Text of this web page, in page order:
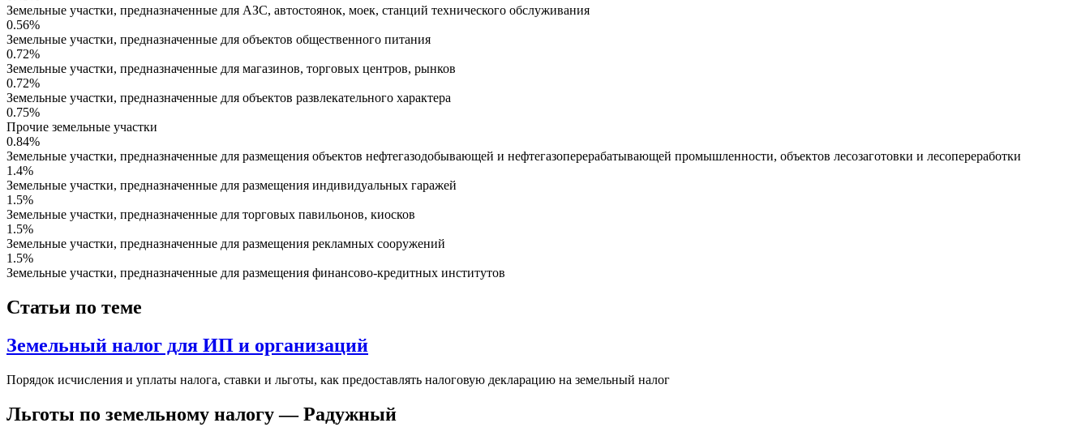
Земельные участки, предназначенные для АЗС, автостоянок, моек, станций технического обслуживания
0.56%
Земельные участки, предназначенные для объектов общественного питания
0.72%
Земельные участки, предназначенные для магазинов, торговых центров, рынков
0.72%
Земельные участки, предназначенные для объектов развлекательного характера
0.75%
Прочие земельные участки
0.84%
Земельные участки, предназначенные для размещения объектов нефтегазодобывающей и нефтегазоперерабатывающей промышленности, объектов лесозаготовки и лесопереработки
1.4%
Земельные участки, предназначенные для размещения индивидуальных гаражей
1.5%
Земельные участки, предназначенные для торговых павильонов, киосков
1.5%
Земельные участки, предназначенные для размещения рекламных сооружений
1.5%
Земельные участки, предназначенные для размещения финансово-кредитных институтов
Статьи по теме
Земельный налог для ИП и организаций
Порядок исчисления и уплаты налога, ставки и льготы, как предоставлять налоговую декларацию на земельный налог
Льготы по земельному налогу — Радужный